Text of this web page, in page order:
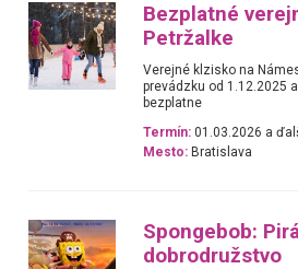
Bezplatné
Petržalke
Verejné klzisko na
prevádzku od 1.12.2025
bezplatne
Termín: 01.03.2026 a
Mesto: Bratislava
Spongebob:
dobrodružstvo